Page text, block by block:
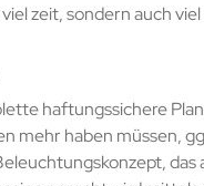
zeit, sondern auch
haftungssichere
mehr haben müssen,